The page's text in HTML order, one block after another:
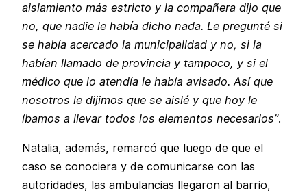
aislamiento más estricto y la compañera dijo que
no, que nadie le había dicho nada. Le pregunté si
se había acercado la municipalidad y no, si la
habían llamado de provincia y tampoco, y si el
médico que lo atendía le había avisado. Así que
nosotros le dijimos que se aislé y que hoy le
íbamos a llevar todos los elementos necesarios”.
Natalia, además, remarcó que luego de que el
caso se conociera y de comunicarse con las
autoridades, las ambulancias llegaron al barrio,